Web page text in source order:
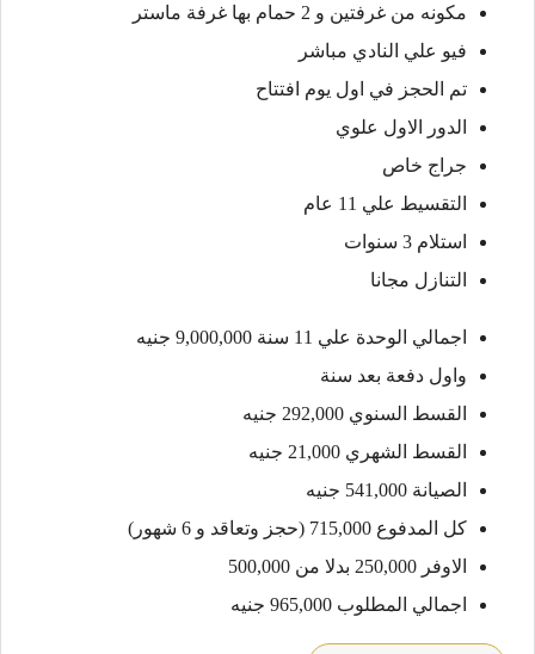
مكونه من غرفتين و 2 حمام بها غرفة ماستر
فيو علي النادي مباشر
تم الحجز في اول يوم افتتاح
الدور الاول علوي
جراج خاص
التقسيط علي 11 عام
استلام 3 سنوات
التنازل مجانا
اجمالي الوحدة علي 11 سنة 9,000,000 جنيه
واول دفعة بعد سنة
القسط السنوي 292,000 جنيه
القسط الشهري 21,000 جنيه
الصيانة 541,000 جنيه
كل المدفوع 715,000 (حجز وتعاقد و 6 شهور)
الاوفر 250,000 بدلا من 500,000
اجمالي المطلوب 965,000 جنيه